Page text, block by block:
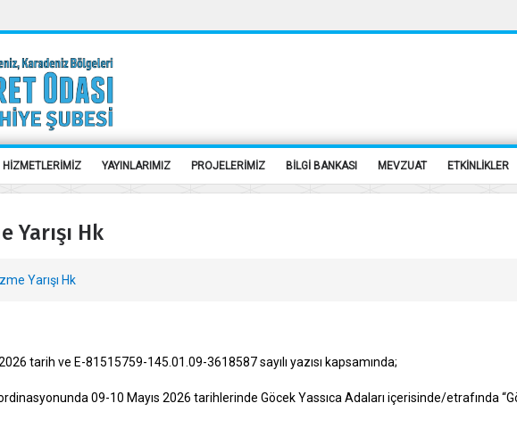
HİZMETLERİMİZ YAYINLARIMIZ PROJELERİMİZ BİLGİ BANKASI MEVZUAT ETKİNLİKLER
Yarışı Hk
Yarışı Hk
tarih ve E-81515759-145.01.09-3618587 sayılı yazısı kapsamında;
09-10 Mayıs 2026 tarihlerinde Göcek Yassıca Adaları içerisinde/etrafında